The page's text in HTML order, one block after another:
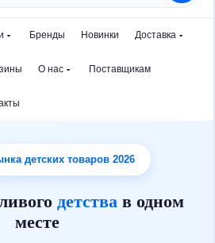
Бренды Новинки Доставка
О нас Поставщикам
детских товаров 2026
детствав одном
месте